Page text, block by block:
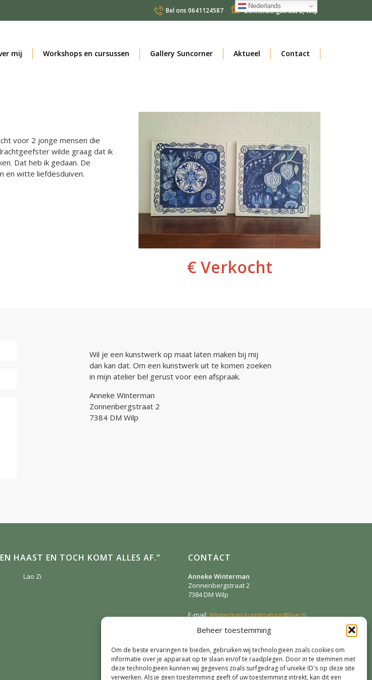
Beheer toestemming
Om de beste ervaringen te bieden, gebruiken wij technologieën zoals cookies om
informatie over je apparaat op te slaan en/of te raadplegen. Door in te stemmen met
deze technologieën kunnen wij gegevens zoals surfgedrag of unieke ID's op deze site
verwerken. Als je geen toestemming geeft of uw toestemming intrekt, kan dit een
Bel ons 0641124587 Zonnenbergstraat 2,Wilp
mij Workshops en cursussen Gallery Suncorner Aktueel Contact
voor 2 jonge mensen die
wilde graag dat ik
Dat heb ik gedaan. De
en witte liefdesduiven.
€ Verkocht
Wil je een kunstwerk op maat laten maken bij mij
dan kan dat. Om een kunstwerk uit te komen zoeken
in mijn atelier bel gerust voor een afspraak.
Anneke Winterman
Zonnenbergstraat 2
7384 DM Wilp
HAAST EN TOCH KOMT ALLES AF.”
Lao Zi
CONTACT
Anneke Winterman
Zonnenbergstraat 2
7384 DM Wilp
E-mail:Winterman.kunstnatuur@live.nl
SOCIAL MEDIA
Nederlands